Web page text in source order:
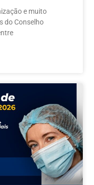
e muito
do Conselho